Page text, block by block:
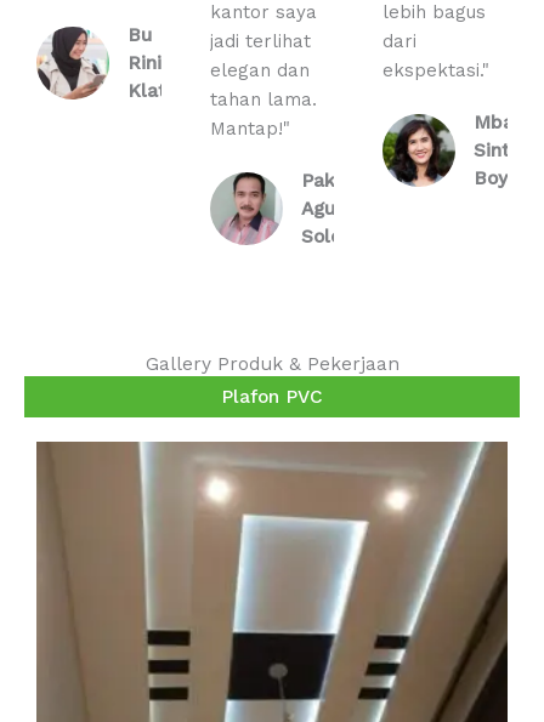
Bu
Rini,
Klaten
kantor saya
jadi terlihat
elegan dan
tahan lama.
Mantap!"
Pak
Agus,
Solo
lebih bagus
dari
ekspektasi."
Mbak
Sinta,
Gallery Produk & Pekerjaan
Plafon PVC